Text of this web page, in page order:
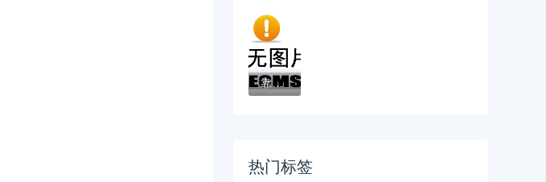
靠谱的借款口子平台有哪些？实测推荐这5个正...
热门标签